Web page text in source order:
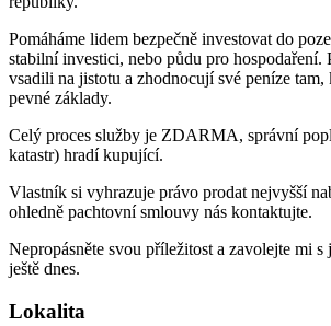
Pomáháme lidem bezpečně investovat do
stabilní investici, nebo půdu pro hospodaření.
vsadili na jistotu a zhodnocují své peníze tam,
pevné základy.
Celý proces služby je ZDARMA, správní
katastr) hradí kupující.
Vlastník si vyhrazuje právo prodat nejvyšší
ohledně pachtovní smlouvy nás kontaktujte.
Nepropásněte svou příležitost a zavolejte mi
ještě dnes.
Lokalita